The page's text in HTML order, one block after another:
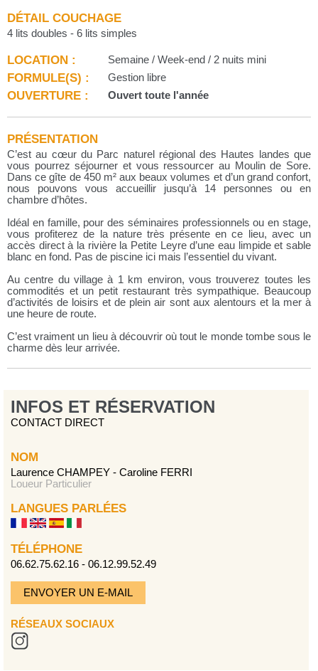
DÉTAIL COUCHAGE
4 lits doubles - 6 lits simples
LOCATION : Semaine / Week-end / 2 nuits mini
FORMULE(S) : Gestion libre
OUVERTURE : Ouvert toute l'année
PRÉSENTATION
C’est au cœur du Parc naturel régional des Hautes landes que
vous pourrez séjourner et vous ressourcer au Moulin de Sore.
Dans ce gîte de 450 m² aux beaux volumes et d’un grand confort,
nous pouvons vous accueillir jusqu’à 14 personnes ou en
chambre d’hôtes.
Idéal en famille, pour des séminaires professionnels ou en stage,
vous profiterez de la nature très présente en ce lieu, avec un
accès direct à la rivière la Petite Leyre d’une eau limpide et sable
blanc en fond. Pas de piscine ici mais l’essentiel du vivant.
Au centre du village à 1 km environ, vous trouverez toutes les
commodités et un petit restaurant très sympathique. Beaucoup
d’activités de loisirs et de plein air sont aux alentours et la mer à
une heure de route.
C’est vraiment un lieu à découvrir où tout le monde tombe sous le
charme dès leur arrivée.
INFOS ET RÉSERVATION
CONTACT DIRECT
NOM
Laurence CHAMPEY - Caroline FERRI
Loueur Particulier
LANGUES PARLÉES
TÉLÉPHONE
06.62.75.62.16 - 06.12.99.52.49
ENVOYER UN E-MAIL
RÉSEAUX SOCIAUX